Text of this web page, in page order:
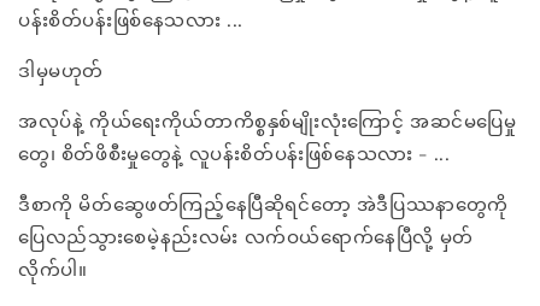
ပန်းစိတ်ပန်းဖြစ်နေသလား ...
ဒါမှမဟုတ်
အလုပ်နဲ့ ကိုယ်ရေးကိုယ်တာကိစ္စနှစ်မျိုးလုံးကြောင့် အဆင်မပြေမှု
တွေ၊ စိတ်ဖိစီးမှုတွေနဲ့ လူပန်းစိတ်ပန်းဖြစ်နေသလား - ...
ဒီစာကို မိတ်ဆွေဖတ်ကြည့်နေပြီဆိုရင်တော့ အဲဒီပြဿနာတွေကို
ပြေလည်သွားစေမဲ့နည်းလမ်း လက်ဝယ်ရောက်နေပြီလို့ မှတ်
လိုက်ပါ။